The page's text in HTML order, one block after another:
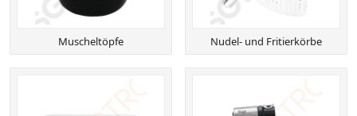
Muscheltöpfe Nudel- und Fritierkörbe